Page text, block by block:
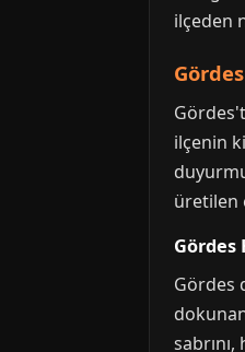
ilçeden
ilçenin
üretilen
Gördes
Gördes